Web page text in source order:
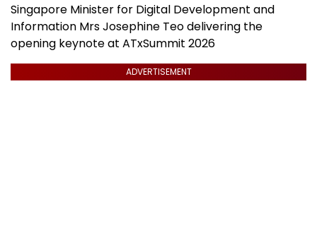
Singapore Minister for Digital Development and
Information Mrs Josephine Teo delivering the
opening keynote at ATxSummit 2026
ADVERTISEMENT